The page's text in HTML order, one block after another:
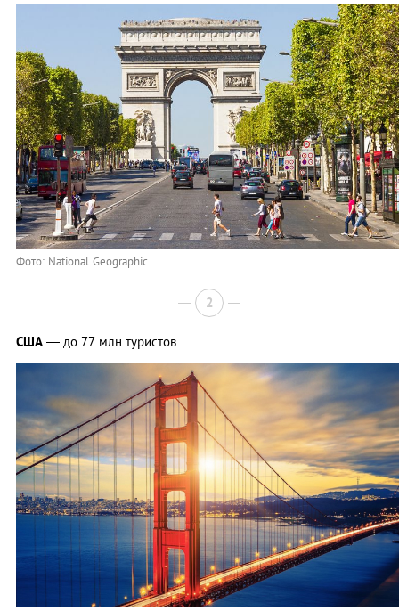
Фото: National Geographic
2
США — до 77 млн туристов